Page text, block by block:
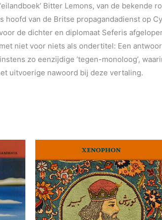
Bitter Lemons, van de bekende
van de Britse propagandadienst op
de dichter en diplomaat Seferis
niet voor niets als ondertitel: Een
zo eenzijdige ’tegen-monoloog’,
uitvoerige nawoord bij deze vertaling.